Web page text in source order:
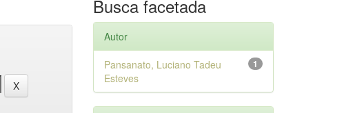
Busca facetada
Autor
1
Pansanato, Luciano Tadeu
Esteves